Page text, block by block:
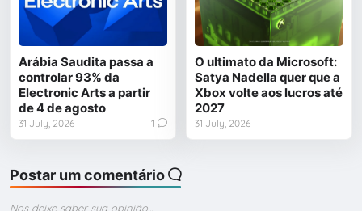
Arábia Saudita passa a
controlar 93% da
Electronic Arts a partir
de 4 de agosto
31 July, 2026 1
O ultimato da Microsoft:
Satya Nadella quer que a
Xbox volte aos lucros até
2027
31 July, 2026
Postar um comentário
Nos deixe saber sua opinião...